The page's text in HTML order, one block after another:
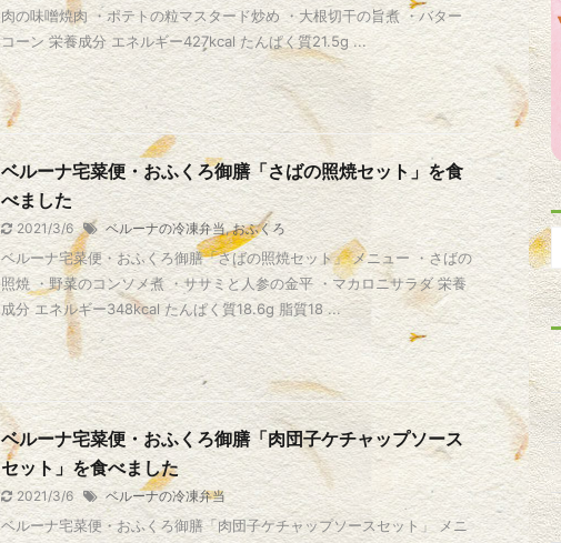
肉の味噌焼肉 ・ポテトの粒マスタード炒め ・大根切干の旨煮 ・バター
コーン 栄養成分 エネルギー427kcal たんぱく質21.5g ...
ベルーナ宅菜便・おふくろ御膳「さばの照焼セット」を食
べました
2021/3/6 ベルーナの冷凍弁当,おふくろ
ベルーナ宅菜便・おふくろ御膳「さばの照焼セット」 メニュー ・さばの
照焼 ・野菜のコンソメ煮 ・ササミと人参の金平 ・マカロニサラダ 栄養
成分 エネルギー348kcal たんぱく質18.6g 脂質18 ...
ベルーナ宅菜便・おふくろ御膳「肉団子ケチャップソース
セット」を食べました
2021/3/6 ベルーナの冷凍弁当
ベルーナ宅菜便・おふくろ御膳「肉団子ケチャップソースセット」 メニ